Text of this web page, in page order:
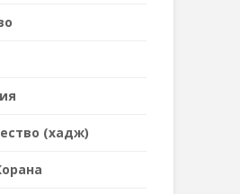
(хадж)